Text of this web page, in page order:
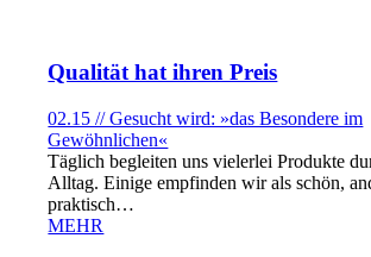
Qualität hat ihren Preis
02.15 // Gesucht wird: »das Besondere im
Gewöhnlichen«
Täglich begleiten uns vielerlei Produkte
Alltag. Einige empfinden wir als schön,
praktisch…
MEHR